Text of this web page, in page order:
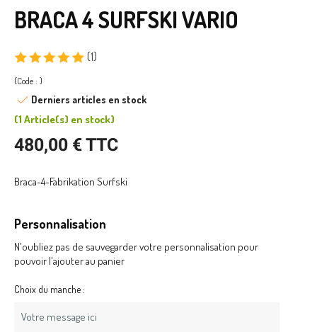
BRACA 4 SURFSKI VARIO
(1)
(Code : )
Derniers articles en stock
(1 Article(s) en stock)
480,00 € TTC
Braca-4-Fabrikation Surfski
Personnalisation
N'oubliez pas de sauvegarder votre personnalisation pour
pouvoir l'ajouter au panier
Choix du manche :